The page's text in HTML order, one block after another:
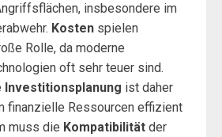
insbesondere im
Kosten spielen
Rolle, da moderne
oft sehr teuer sind.
Investitionsplanung ist daher
finanzielle Ressourcen effizient
muss die Kompatibilität der